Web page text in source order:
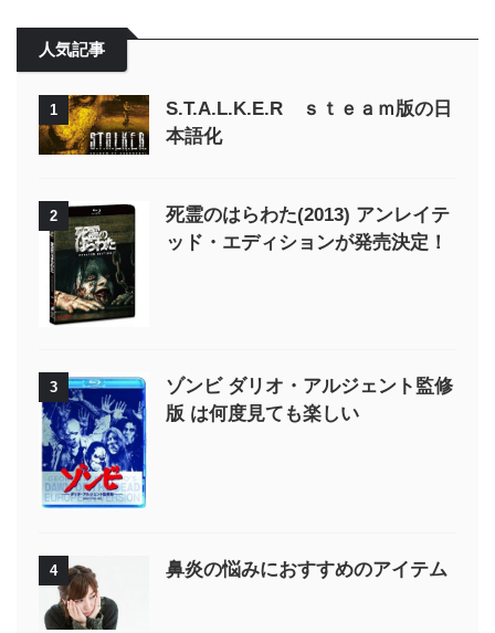
人気記事
1
S.T.A.L.K.E.R ｓｔｅａｍ版の日
本語化
2
死霊のはらわた(2013) アンレイテ
ッド・エディションが発売決定！
3
ゾンビ ダリオ・アルジェント監修
版 は何度見ても楽しい
4 鼻炎の悩みにおすすめのアイテム